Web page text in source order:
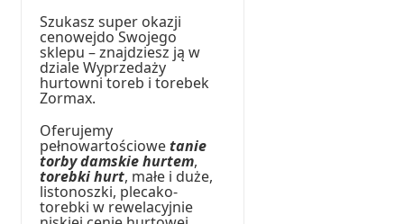
Szukasz super okazji
cenowejdo Swojego
sklepu – znajdziesz ją w
dziale Wyprzedaży
hurtowni toreb i torebek
Zormax.
Oferujemy
pełnowartościowetanie
torby damskie hurtem,
torebki hurt, małe i duże,
listonoszki, plecako-
torebki w rewelacyjnie